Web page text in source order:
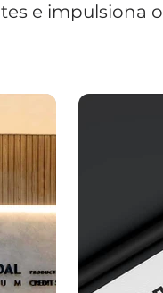
e impulsiona o